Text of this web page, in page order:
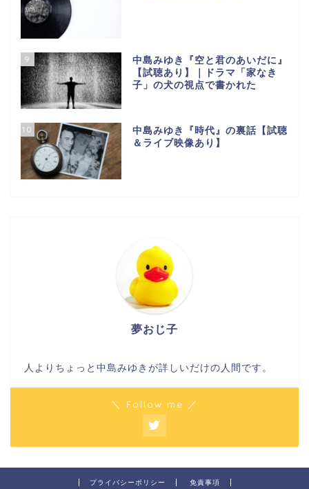
9
中島みゆき『空と君のあいだに』
【試聴あり】｜ドラマ「家なき
子」の犬の視点で書かれた
10
中島みゆき『時代』の裏話【試聴
＆ライブ映像あり】
夢おじ子
人よりちょっと中島みゆきが詳しいだけの人間です。
＼ Follow me ／
プライバシーポリシー 免責事項